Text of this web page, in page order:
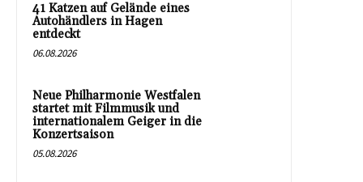
41 Katzen auf Gelände eines
Autohändlers in Hagen
entdeckt
06.08.2026
Neue Philharmonie Westfalen
startet mit Filmmusik und
internationalem Geiger in die
Konzertsaison
05.08.2026